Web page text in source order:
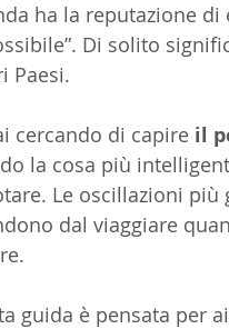
ha la reputazione
Di solito
Paesi.
cercando di capire il
la cosa più
Le oscillazioni
dal viaggiare
guida è pensata per